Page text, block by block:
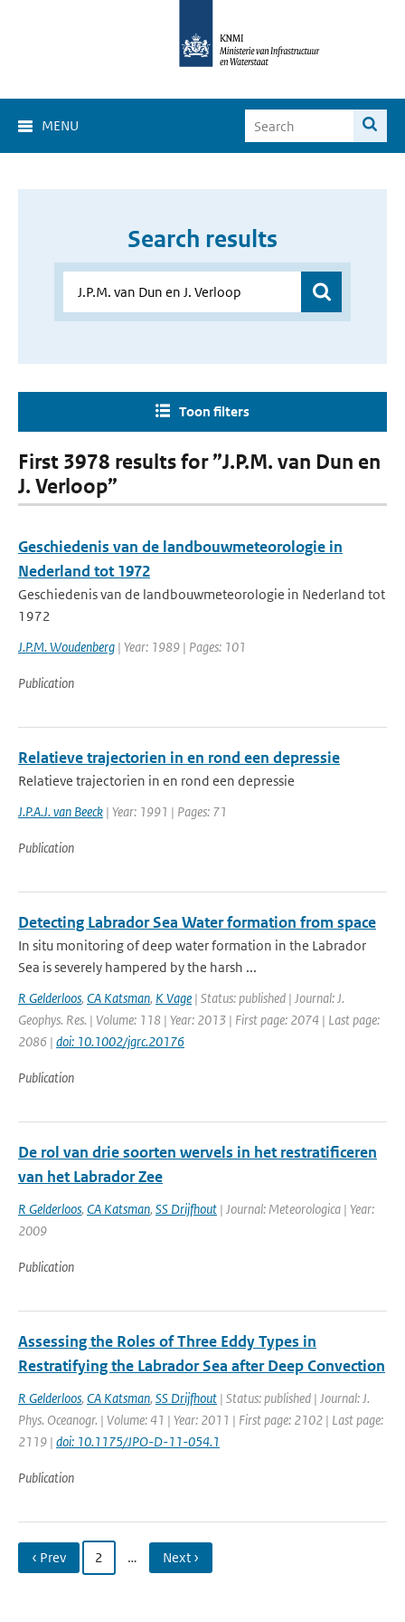
MENU
Search results
Toon filters
First 3978 results for ”J.P.M. van Dun en
J. Verloop”
Geschiedenis van de landbouwmeteorologie in
Nederland tot 1972
Geschiedenis van de landbouwmeteorologie in Nederland tot
1972
J.P.M. Woudenberg | Year: 1989 | Pages: 101
Publication
Relatieve trajectorien in en rond een depressie
Relatieve trajectorien in en rond een depressie
J.P.A.J. van Beeck | Year: 1991 | Pages: 71
Publication
Detecting Labrador Sea Water formation from space
In situ monitoring of deep water formation in the Labrador
Sea is severely hampered by the harsh ...
R Gelderloos, CA Katsman, K Vage | Status: published | Journal: J.
Geophys. Res. | Volume: 118 | Year: 2013 | First page: 2074 | Last page:
2086 | doi: 10.1002/jgrc.20176
Publication
De rol van drie soorten wervels in het restratificeren
van het Labrador Zee
R Gelderloos, CA Katsman, SS Drijfhout | Journal: Meteorologica | Year:
2009
Publication
Assessing the Roles of Three Eddy Types in
Restratifying the Labrador Sea after Deep Convection
R Gelderloos, CA Katsman, SS Drijfhout | Status: published | Journal: J.
Phys. Oceanogr. | Volume: 41 | Year: 2011 | First page: 2102 | Last page:
2119 | doi: 10.1175/JPO-D-11-054.1
Publication
‹ Prev 2 … Next ›